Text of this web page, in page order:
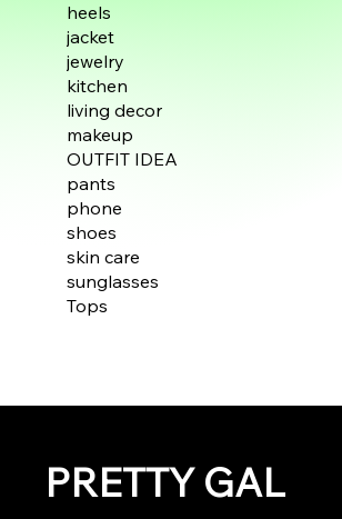
heels
jacket
jewelry
kitchen
living decor
makeup
OUTFIT IDEA
pants
phone
shoes
skin care
sunglasses
Tops
PRETTY GAL